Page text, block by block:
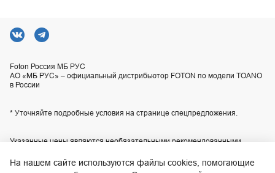
Foton Россия МБ РУС
АО «МБ РУС» – официальный дистрибьютор FOTON по модели TOANO
в России
* Уточняйте подробные условия на странице спецпредложения.
Указанные цены являются необязательными рекомендованными
отличаться от действительных цен. Приобретение любой продукции
осуществляется в соответствии с условиями индивидуального договора
На нашем сайте используются файлы cookies, помогающие